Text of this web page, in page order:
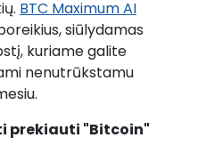
BTC Maximum AI
siūlydamas
kuriame galite
nenutrūkstamu
prekiauti "Bitcoin"